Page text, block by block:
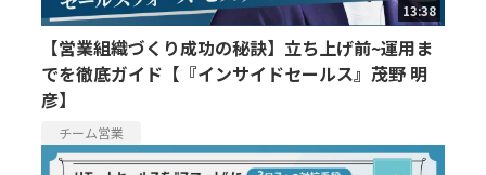
13:38
【営業組織づくり成功の秘訣】立ち上げ前~運用ま
でを徹底ガイド【『インサイドセールス』茂野 明
彦】
チーム営業